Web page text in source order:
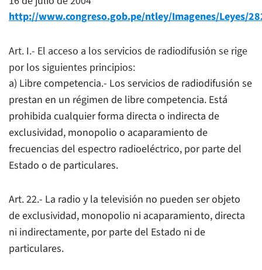
http://www.congreso.gob.pe/ntley/Imagenes/Leyes/
Art. I.- El acceso a los servicios de radiodifusión se rige
por los siguientes principios:
a) Libre competencia.- Los servicios de radiodifusión se
prestan en un régimen de libre competencia. Está
prohibida cualquier forma directa o indirecta de
exclusividad, monopolio o acaparamiento de
frecuencias del espectro radioeléctrico, por parte del
Estado o de particulares.
Art. 22.- La radio y la televisión no pueden ser objeto
de exclusividad, monopolio ni acaparamiento, directa
ni indirectamente, por parte del Estado ni de
particulares.